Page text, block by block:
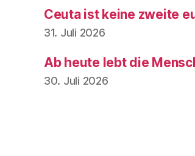
Ceuta ist keine zweite
31. Juli 2026
Ab heute lebt die
30. Juli 2026